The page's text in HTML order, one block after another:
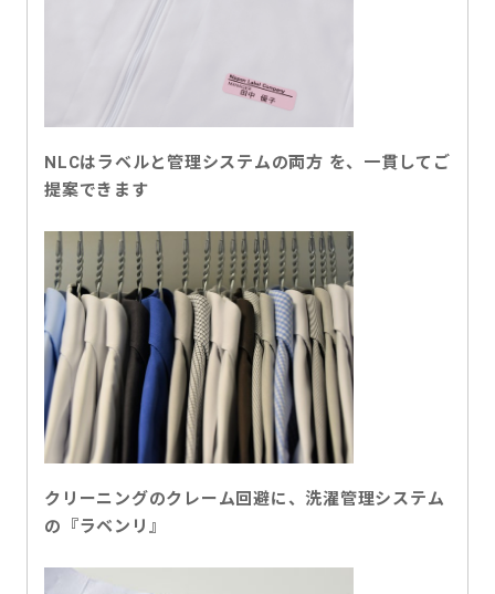
NLCはラベルと管理システムの両方 を、一貫してご
提案できます
クリーニングのクレーム回避に、洗濯管理システム
の『ラベンリ』